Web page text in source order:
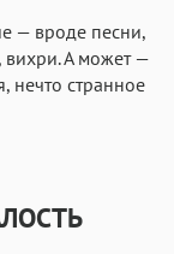
— вроде песни,
вихри. А может —
нечто странное